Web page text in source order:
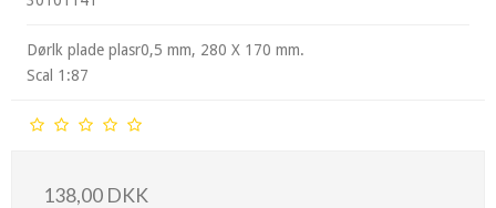
Dørlk plade plasr0,5 mm, 280 X 170 mm.
Scal 1:87
138,00 DKK